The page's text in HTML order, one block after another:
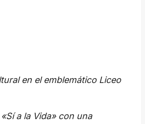
en el emblemático Liceo
a la Vida» con una